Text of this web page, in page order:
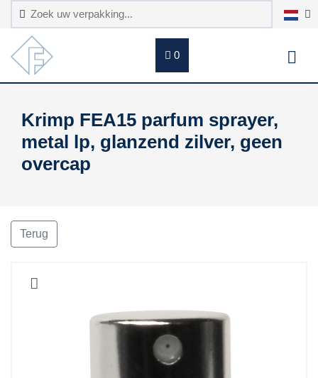
0
Krimp FEA15 parfum sprayer,
metal lp, glanzend zilver, geen
overcap
Terug